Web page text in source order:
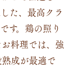
た、最高クラ
す。鶏の照り
料理では、強
成が最適で